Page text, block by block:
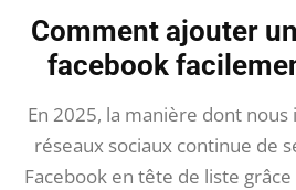
Comment ajouter
facebook
En 2025, la manière dont
réseaux sociaux continue de
Facebook en tête de liste